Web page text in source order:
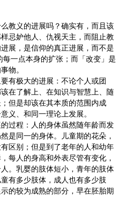
教义的进展吗？确实有，而且该
忌妒他人、仇视天主，而阻止教
展，是信仰的真正进展，而不是
一点本身的扩张；而「改变」是
物。
有极大的进展：不论个人或团
在了解上、在知识与智慧上、随
但是却该在其本质的范围内成
义、和同一理论上发展。
过程：人的身体虽然随年龄而发
是同一的身体。儿童期的花朵，
区别；但是到了老年的人和幼年
每人的身高和外表尽管有变化，
。乳婴的肢体短小，青年的肢体
有多少肢体，成人也有多少肢
的较为成熟的部分，早在胚胎期